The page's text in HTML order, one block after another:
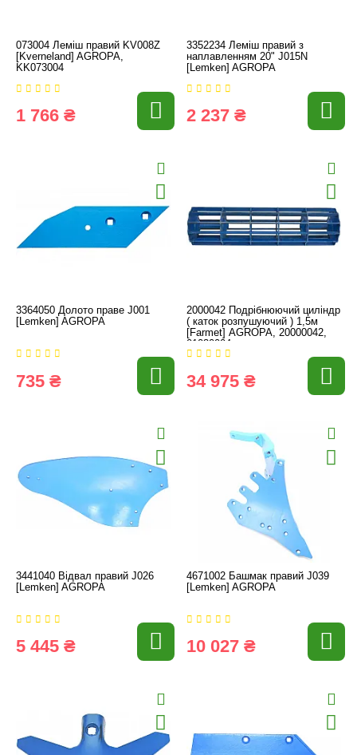
073004 Леміш правий KV008Z
[Kverneland] AGROPA,
KK073004
1 766 ₴
3352234 Леміш правий з
наплавленням 20" J015N
[Lemken] AGROPA
2 237 ₴
3364050 Долото праве J001
[Lemken] AGROPA
735 ₴
2000042 Подрібнюючий циліндр
( каток розпушуючий ) 1,5м
[Farmet] AGROPA, 20000042,
01030004
34 975 ₴
3441040 Відвал правий J026
[Lemken] AGROPA
5 445 ₴
4671002 Башмак правий J039
[Lemken] AGROPA
10 027 ₴